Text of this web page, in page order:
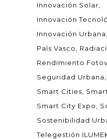
Innovación Solar
Innovación
Innovación Urbana
País Vasco
Rendimiento
Seguridad Urbana
Smart Cities
Smart City Expo
Sostenibilidad
Telegestión